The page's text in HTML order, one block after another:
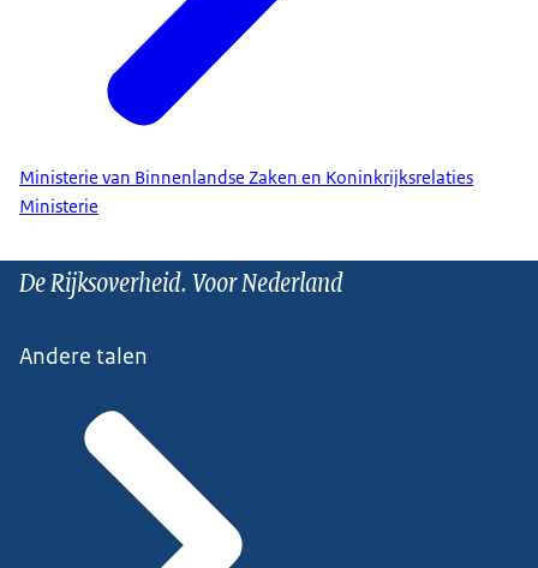
Ministerie van Binnenlandse Zaken en Koninkrijksrelaties
Ministerie
De Rijksoverheid. Voor Nederland
Andere talen